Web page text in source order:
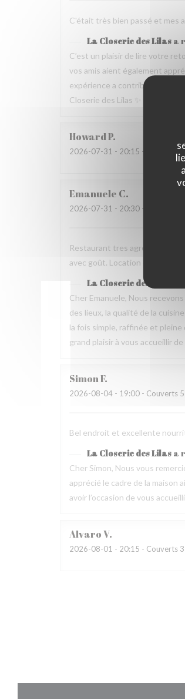
C'était très bien passé et mes
La Closerie des Lilas a
C’est un plaisir de lire votre
vos amis aient également
expérience a contribué à la
Closerie des Lilas ✨
HowardP
2026-07-31 - 20:15 - Couverts 4
Emanuele C
2026-07-31 - 20:30 - Couverts 2
Restaurant tres agreable,
avec goût. Location
La Closerie des Lilas
Cher Emanuele, Nous
des lieux, la qualité de la
la fois simple, raffinée et
grand plaisir à vous accueillir de
SimonF
2026-08-04 - 19:00 - Couverts 5
Bel endroit et excellente
La Closerie des Lilas a
Cher Simon, Nous vous
apprécié le cadre de la maison
avoir l’occasion de vous
AlvaroV
2026-08-01 - 20:15 - Couverts 3